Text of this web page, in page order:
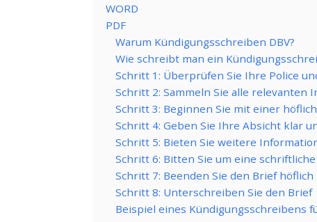
WORD
PDF
Warum Kündigungsschreiben DBV?
Wie schreibt man ein
Schritt 1: Überprüfen Sie Ihre Police
Schritt 2: Sammeln Sie alle relevanten
Schritt 3: Beginnen Sie mit einer
Schritt 4: Geben Sie Ihre Absicht klar
Schritt 5: Bieten Sie weitere
Schritt 6: Bitten Sie um eine
Schritt 7: Beenden Sie den Brief höflich
Schritt 8: Unterschreiben Sie den Brief
Beispiel eines Kündigungsschreibens